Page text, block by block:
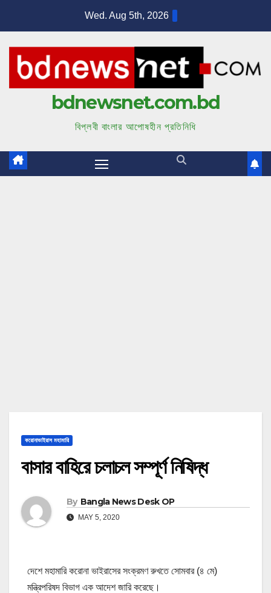
n
Wed. Aug 5th, 2026
bdnewsnet.com.bd
বিপ্লবী বাংলার আপোষহীন প্রতিনিধি
করোনাভাইরাস মহামারি
বাসার বাহিরে চলাচল সম্পূর্ণ নিষিদ্ধ
By Bangla News Desk OP
MAY 5, 2020
দেশে মহামারি করোনা ভাইরাসের সংক্রমণ রুখতে সোমবার (৪ মে)
মন্ত্রিপরিষদ বিভাগ এক আদেশ জারি করেছে।